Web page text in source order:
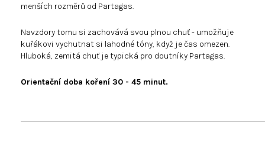
menších rozměrů od Partagas.
Navzdory tomu si zachovává svou plnou chuť - umožňuje
kuřákovi vychutnat si lahodné tóny, když je čas omezen.
Hluboká, zemitá chuť je typická pro doutníky Partagas.
Orientační doba koření 30 - 45 minut.